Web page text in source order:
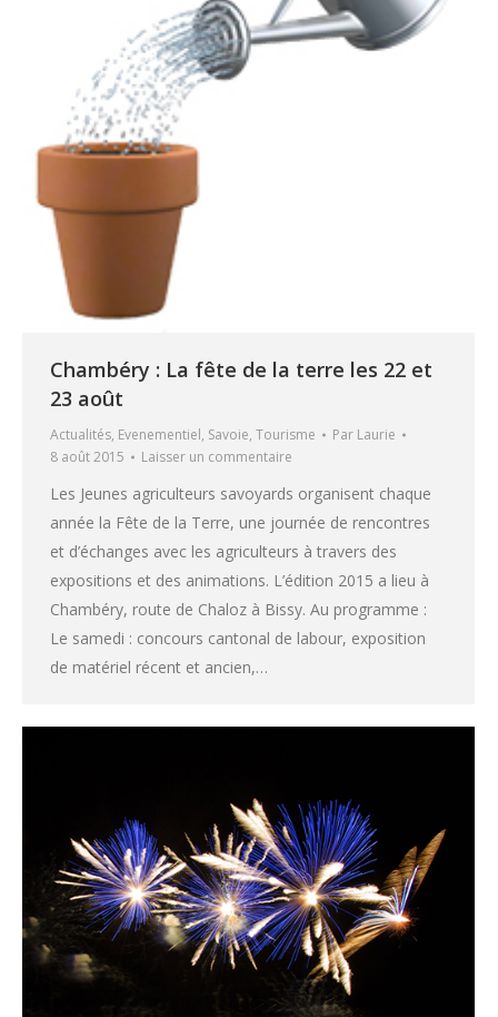
Chambéry : La fête de la terre les 22 et
23 août
Actualités, Evenementiel, Savoie, Tourisme Par Laurie
8 août 2015
Laisser un commentaire
Les Jeunes agriculteurs savoyards organisent chaque
année la Fête de la Terre, une journée de rencontres
et d’échanges avec les agriculteurs à travers des
expositions et des animations. L’édition 2015 a lieu à
Chambéry, route de Chaloz à Bissy. Au programme :
Le samedi : concours cantonal de labour, exposition
de matériel récent et ancien,…